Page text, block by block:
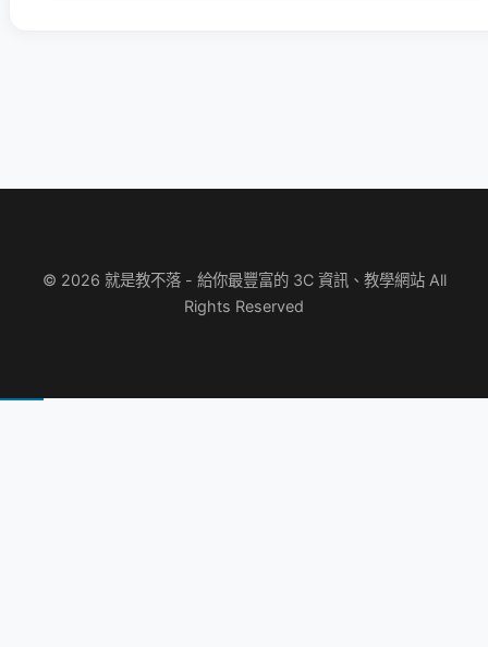
© 2026 就是教不落 - 給你最豐富的 3C 資訊、教學網站 All
Rights Reserved